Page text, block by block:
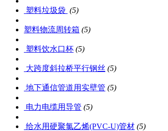
塑料垃圾袋 (5)
塑料物流周转箱 (5)
塑料饮水口杯 (5)
大跨度斜拉桥平行钢丝 (5)
地下通信管道用实壁管 (5)
电力电缆用导管 (5)
给水用硬聚氯乙烯(PVC-U)管材 (5)